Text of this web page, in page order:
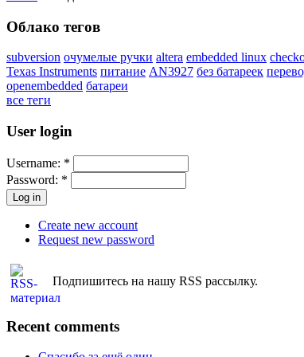
Облако тегов
subversion очумелые ручки altera embedded linux
Texas Instruments питание AN3927 без батареек
openembedded батареи
все теги
User login
Username: *
Password: *
Create new account
Request new password
Подпишитесь на нашу RSS рассылку.
Recent comments